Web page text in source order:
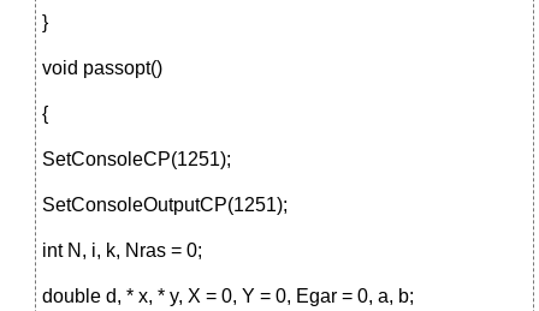
}
void passopt()
{
SetConsoleCP(1251);
SetConsoleOutputCP(1251);
int N, i, k, Nras = 0;
double d, * x, * y, X = 0, Y = 0, Egar = 0, a, b;